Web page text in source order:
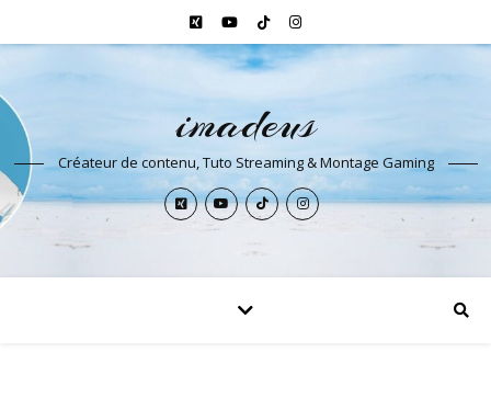
imadeus
Créateur de contenu, Tuto Streaming & Montage Gaming